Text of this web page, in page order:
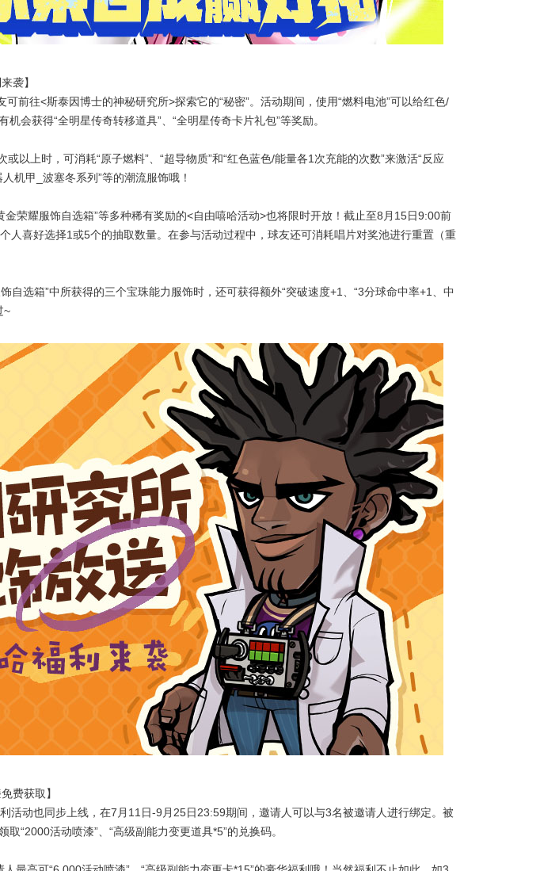
袭】
前往<斯泰因博士的神秘研究所>探索它的“秘密”。活动期间，使用“燃料电池”可以给红色/
会获得“全明星传奇转移道具”、“全明星传奇卡片礼包”等奖励。
以上时，可消耗“原子燃料”、“超导物质”和“红色蓝色/能量各1次充能的次数”来激活“反应
机甲_波塞冬系列”等的潮流服饰哦！
金荣耀服饰自选箱”等多种稀有奖励的<自由嘻哈活动>也将限时开放！截止至8月15日9:00前
人喜好选择1或5个的抽取数量。在参与活动过程中，球友还可消耗唱片对奖池进行重置（重
自选箱”中所获得的三个宝珠能力服饰时，还可获得额外“突破速度+1、“3分球命中率+1、中
~
费获取】
活动也同步上线，在7月11日-9月25日23:59期间，邀请人可以与3名被邀请人进行绑定。被
“2000活动喷漆”、“高级副能力变更道具*5”的兑换码。